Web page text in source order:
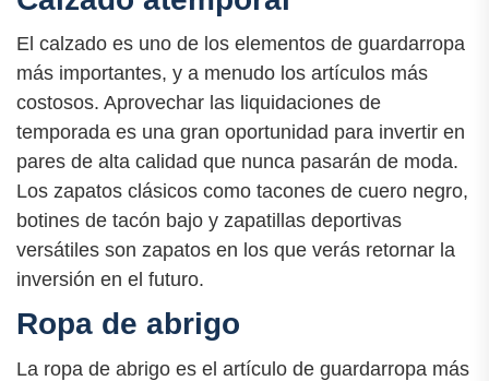
El calzado es uno de los elementos de guardarropa
más importantes, y a menudo los artículos más
costosos. Aprovechar las liquidaciones de
temporada es una gran oportunidad para invertir en
pares de alta calidad que nunca pasarán de moda.
Los zapatos clásicos como tacones de cuero negro,
botines de tacón bajo y zapatillas deportivas
versátiles son zapatos en los que verás retornar la
inversión en el futuro.
Ropa de abrigo
La ropa de abrigo es el artículo de guardarropa más